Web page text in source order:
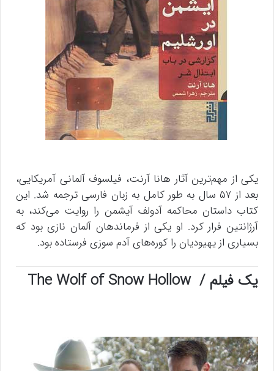
یکی از مهم‌ترین آثار هانا آرنت، فیلسوف آلمانی آمریکایی،
بعد از ۵۷ سال به طور کامل به زبان فارسی ترجمه شد. این
کتاب داستان محاکمه آدولف آیشمن را روایت می‌کند، به
آرژانتین فرار کرد. او یکی از فرماندهان آلمان نازی بود که
بسیاری از یهیودیان را کوره‌های آدم سوزی فرستاده بود.
یک فیلم / The Wolf of Snow Hollow